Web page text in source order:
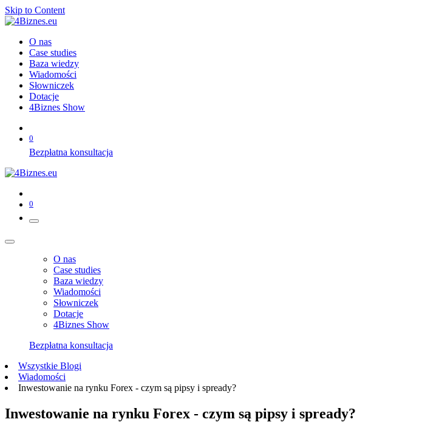
Skip to Content
O nas
Case studies
Baza wiedzy
Wiadomości
Słowniczek
Dotacje
4Biznes Show
0
Bezpłatna konsultacja
0
O nas
Case studies
Baza wiedzy
Wiadomości
Słowniczek
Dotacje
4Biznes Show
Bezpłatna konsultacja
Wszystkie Blogi
Wiadomości
Inwestowanie na rynku Forex - czym są pipsy i spready?
Inwestowanie na rynku Forex - czym są pipsy i spready?